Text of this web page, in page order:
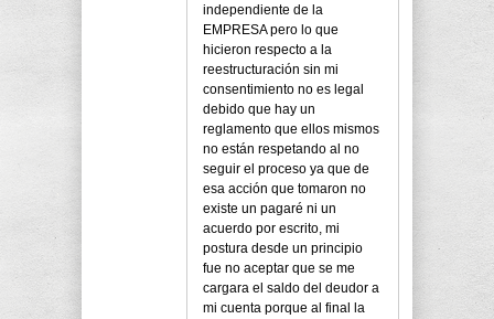
independiente de la
EMPRESA pero lo que
hicieron respecto a la
reestructuración sin mi
consentimiento no es legal
debido que hay un
reglamento que ellos mismos
no están respetando al no
seguir el proceso ya que de
esa acción que tomaron no
existe un pagaré ni un
acuerdo por escrito, mi
postura desde un principio
fue no aceptar que se me
cargara el saldo del deudor a
mi cuenta porque al final la